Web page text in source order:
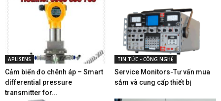
APLISENS
Cảm biến đo chênh áp – Smart
differential pressure
transmitter for...
TIN TỨC - CÔNG NGHỆ
Service Monitors-Tư vấn mua
sắm và cung cấp thiết bị